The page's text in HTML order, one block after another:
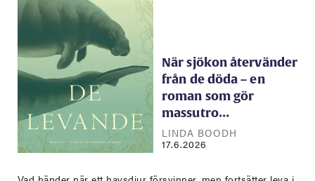
När sjökon återvänder
från de döda – en
roman som gör
massutro…
LINDA BOODH
17.6.2026